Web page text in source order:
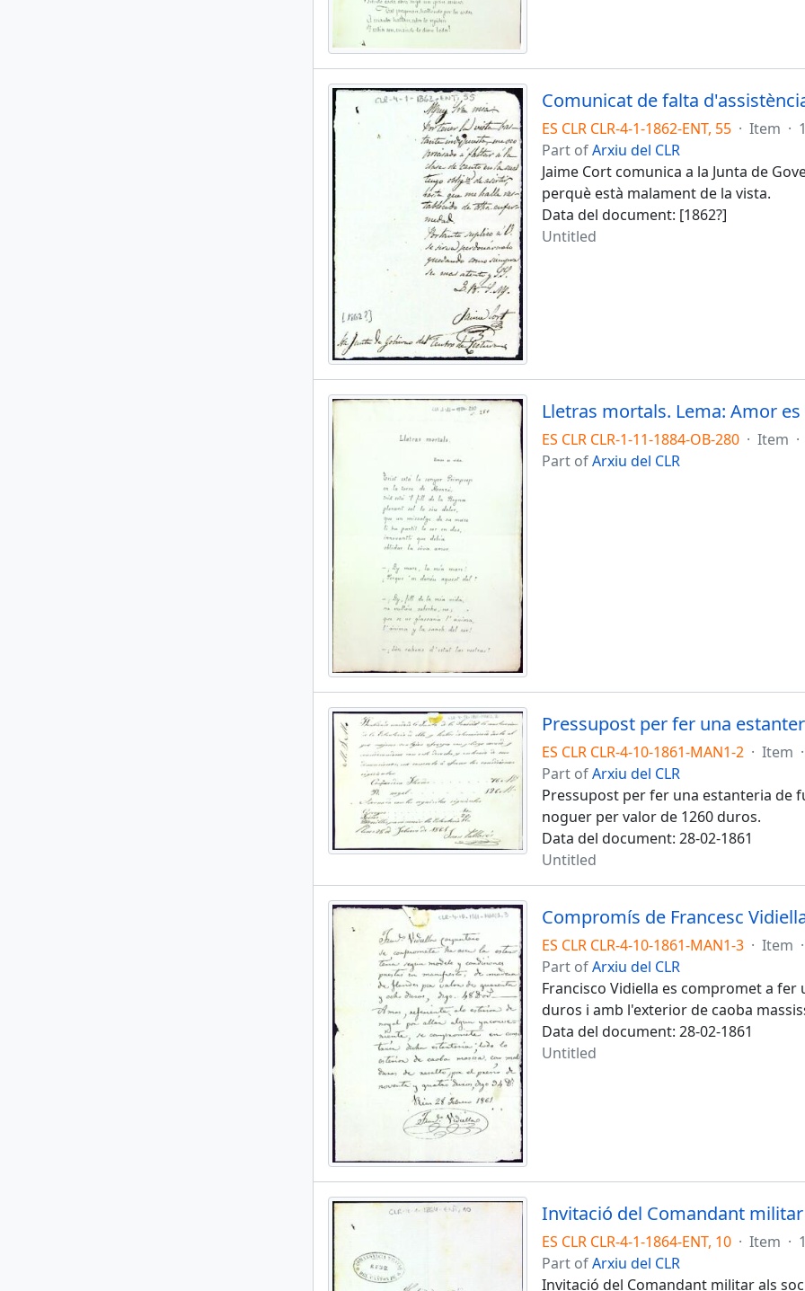
Comunicat de falta
ES CLR CLR-4-1-1862-ENT, 55 · Item ·
Part ofArxiu del CLR
Jaime Cort comunica a la Junta de
perquè està malament de la vista.
Data del document: [1862?]
Untitled
Lletras mortals. Lema: Amor es
ES CLR CLR-1-11-1884-OB-280 · Item ·
Part ofArxiu del CLR
Pressupost per fer una
ES CLR CLR-4-10-1861-MAN1-2 · Item ·
Part ofArxiu del CLR
Pressupost per fer una estanteria de
noguer per valor de 1260 duros.
Data del document: 28-02-1861
Untitled
Compromís de Francesc
ES CLR CLR-4-10-1861-MAN1-3 · Item ·
Part ofArxiu del CLR
Francisco Vidiella es compromet a
duros i amb l'exterior de caoba
Data del document: 28-02-1861
Untitled
ES CLR CLR-4-1-1864-ENT, 10 · Item ·
Part ofArxiu del CLR
Invitació del Comandant militar als